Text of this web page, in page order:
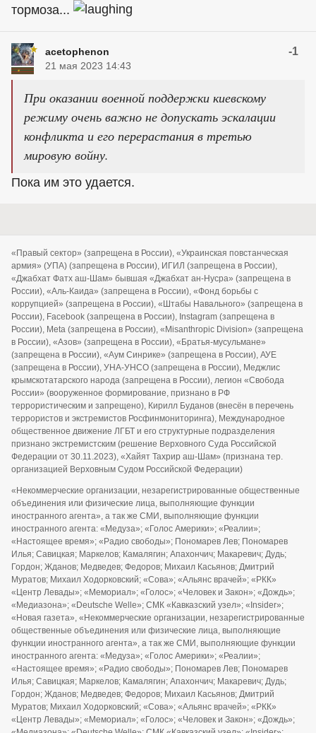
тормоза...
acetophenon -1
21 мая 2023 14:43
При оказании военной поддержки киевскому
режиму очень важно не допускать эскалации
конфликта и его перерастания в третью
мировую войну.
Пока им это удается.
«Правый сектор» (запрещена в России), «Украинская повстанческая
армия» (УПА) (запрещена в России), ИГИЛ (запрещена в России),
«Джабхат Фатх аш-Шам» бывшая «Джабхат ан-Нусра» (запрещена в
России), «Аль-Каида» (запрещена в России), «Фонд борьбы с
коррупцией» (запрещена в России), «Штабы Навального» (запрещена в
России), Facebook (запрещена в России), Instagram (запрещена в
России), Meta (запрещена в России), «Misanthropic Division» (запрещена
в России), «Азов» (запрещена в России), «Братья-мусульмане»
(запрещена в России), «Аум Синрике» (запрещена в России), АУЕ
(запрещена в России), УНА-УНСО (запрещена в России), Меджлис
крымскотатарского народа (запрещена в России), легион «Свобода
России» (вооруженное формирование, признано в РФ
террористическим и запрещено), Кирилл Буданов (внесён в перечень
террористов и экстремистов Росфинмониторинга), Международное
общественное движение ЛГБТ и его структурные подразделения
признано экстремистским (решение Верховного Суда Российской
Федерации от 30.11.2023), «Хайят Тахрир аш-Шам» (признана тер.
организацией Верховным Судом Российской Федерации)
«Некоммерческие организации, незарегистрированные общественные
объединения или физические лица, выполняющие функции
иностранного агента», а так же СМИ, выполняющие функции
иностранного агента: «Медуза»; «Голос Америки»; «Реалии»;
«Настоящее время»; «Радио свободы»; Пономарев Лев; Пономарев
Илья; Савицкая; Маркелов; Камалягин; Апахончич; Макаревич; Дудь;
Гордон; Жданов; Медведев; Федоров; Михаил Касьянов; Дмитрий
Муратов; Михаил Ходорковский; «Сова»; «Альянс врачей»; «РКК»
«Центр Левады»; «Мемориал»; «Голос»; «Человек и Закон»; «Дождь»;
«Медиазона»; «Deutsche Welle»; СМК «Кавказский узел»; «Insider»;
«Новая газета», «Некоммерческие организации, незарегистрированные
общественные объединения или физические лица, выполняющие
функции иностранного агента», а так же СМИ, выполняющие функции
иностранного агента: «Медуза»; «Голос Америки»; «Реалии»;
«Настоящее время»; «Радио свободы»; Пономарев Лев; Пономарев
Илья; Савицкая; Маркелов; Камалягин; Апахончич; Макаревич; Дудь;
Гордон; Жданов; Медведев; Федоров; Михаил Касьянов; Дмитрий
Муратов; Михаил Ходорковский; «Сова»; «Альянс врачей»; «РКК»
«Центр Левады»; «Мемориал»; «Голос»; «Человек и Закон»; «Дождь»;